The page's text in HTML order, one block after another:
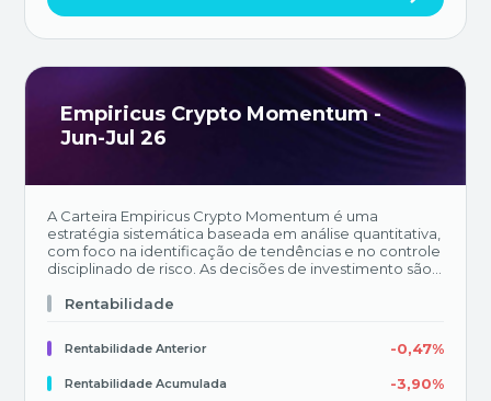
Empiricus Crypto Momentum -
Jun-Jul 26
A Carteira Empiricus Crypto Momentum é uma
estratégia sistemática baseada em análise quantitativa,
com foco na identificação de tendências e no controle
disciplinado de risco. As decisões de investimento são
estatísticas entre sinais e retornos futuros, buscando
como objetivo investir em criptoativos presentes no
BTG Pactual, cujo benchmark será o índice NCI e
rebalanceamento mensal. Caso os demais ativos não
atenderem aos requisitos da modelagem, a carteira
Rentabilidade
Rentabilidade Anterior -0,47%
Rentabilidade Acumulada -3,90%